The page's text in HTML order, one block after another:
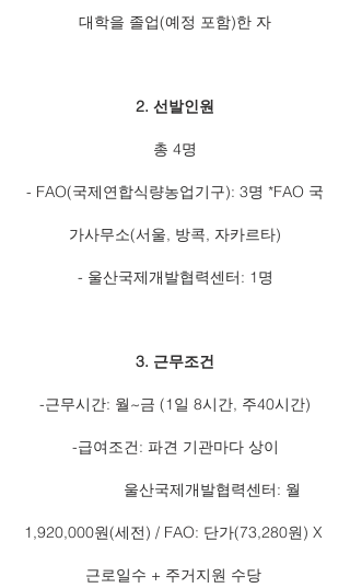
대학을 졸업(예정 포함)한 자
2. 선발인원
총 4명
- FAO(국제연합식량농업기구): 3명 *FAO 국
가사무소(서울, 방콕, 자카르타)
- 울산국제개발협력센터: 1명
3. 근무조건
-근무시간: 월~금 (1일 8시간, 주40시간)
-급여조건: 파견 기관마다 상이
1,920,000원(세전) / FAO: 단가(73,280원) X
근로일수 + 주거지원 수당